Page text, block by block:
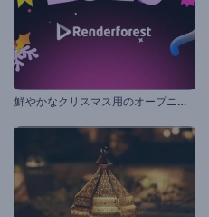
鮮
やかなクリスマス用のオープニング動画